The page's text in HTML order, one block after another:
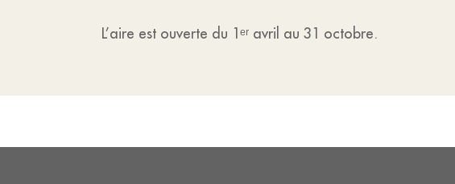
L’aire est ouverte du 1ᵉʳ avril au 31 octobre.